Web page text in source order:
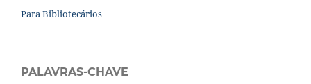
Para Bibliotecários
PALAVRAS-CHAVE